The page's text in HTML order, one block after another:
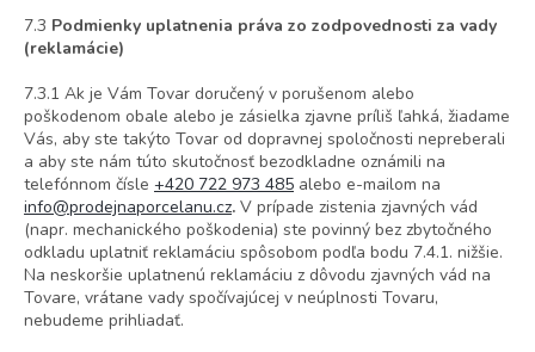
7.3 Podmienky uplatnenia práva zo zodpovednosti za vady
(reklamácie)
7.3.1 Ak je Vám Tovar doručený v porušenom alebo
poškodenom obale alebo je zásielka zjavne príliš ľahká, žiadame
Vás, aby ste takýto Tovar od dopravnej spoločnosti nepreberali
a aby ste nám túto skutočnosť bezodkladne oznámili na
telefónnom čísle +420 722 973 485 alebo e-mailom na
info@prodejnaporcelanu.cz. V prípade zistenia zjavných vád
(napr. mechanického poškodenia) ste povinný bez zbytočného
odkladu uplatniť reklamáciu spôsobom podľa bodu 7.4.1. nižšie.
Na neskoršie uplatnenú reklamáciu z dôvodu zjavných vád na
Tovare, vrátane vady spočívajúcej v neúplnosti Tovaru,
nebudeme prihliadať.